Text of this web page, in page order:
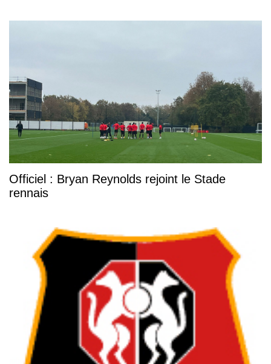
Officiel : Bryan Reynolds rejoint le Stade
rennais